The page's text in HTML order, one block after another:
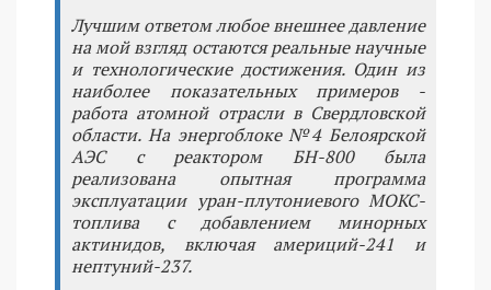
Лучшим ответом любое внешнее давление
на мой взгляд остаются реальные научные
и технологические достижения. Один из
наиболее показательных примеров -
работа атомной отрасли в Свердловской
области. На энергоблоке №4 Белоярской
АЭС с реактором БН-800 была
реализована опытная программа
эксплуатации уран-плутониевого МОКС-
топлива с добавлением минорных
актинидов, включая америций-241 и
нептуний-237.